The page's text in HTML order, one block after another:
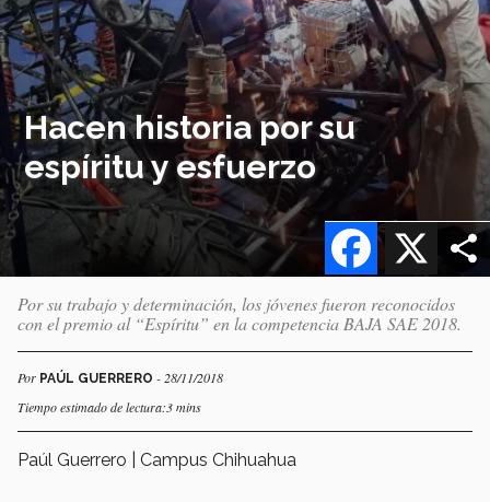
Hacen historia por su
espíritu y esfuerzo
X
Facebook
Por su trabajo y determinación, los jóvenes fueron reconocidos
con el premio al “Espíritu” en la competencia BAJA SAE 2018.
Por PAÚL GUERRERO - 28/11/2018
Tiempo estimado de lectura:3 mins
Paúl Guerrero | Campus Chihuahua